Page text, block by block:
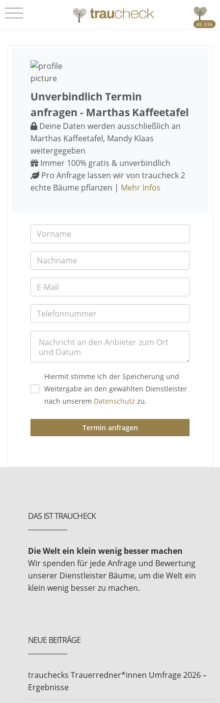
45.336
Unverbindlich Termin
anfragen - Marthas Kaffeetafel
Deine Daten werden ausschließlich an
Marthas Kaffeetafel, Mandy Klaas
weitergegeben
Immer 100% gratis & unverbindlich
Pro Anfrage lassen wir von traucheck 2
echte Bäume pflanzen | Mehr Infos
Hiermit stimme ich der Speicherung und
Weitergabe an den gewählten Dienstleister
nach unserem Datenschutz zu.
Termin anfragen
DAS IST TRAUCHECK
Die Welt ein klein wenig besser machen
Wir spenden für jede Anfrage und Bewertung
unserer Dienstleister Bäume, um die Welt ein
klein wenig besser zu machen.
NEUE BEITRÄGE
trauchecks Trauerredner*innen Umfrage 2026 –
Ergebnisse